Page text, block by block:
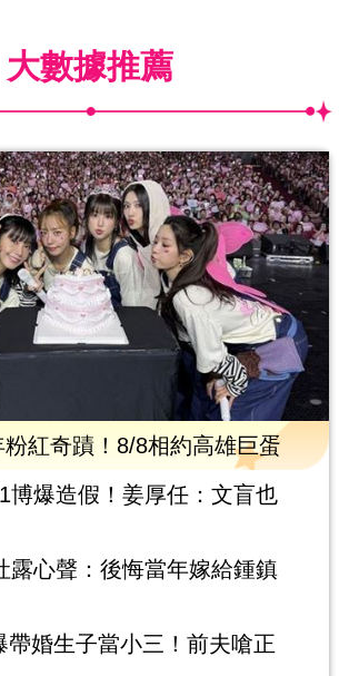
大數據推薦
紅奇蹟！8/8相約高雄巨蛋
博爆造假！姜厚任：文盲也
露心聲：後悔當年嫁給鍾鎮
帶婚生子當小三！前夫嗆正